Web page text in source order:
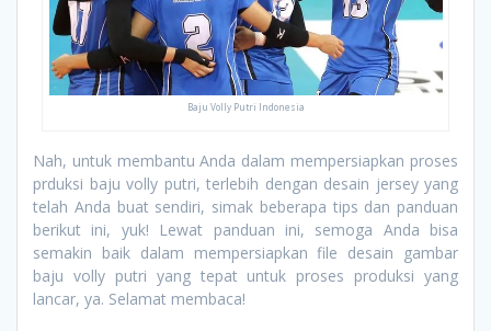
Baju Volly Putri Indonesia
Nah, untuk membantu Anda dalam mempersiapkan proses
prduksi baju volly putri, terlebih dengan desain jersey yang
telah Anda buat sendiri, simak beberapa tips dan panduan
berikut ini, yuk! Lewat panduan ini, semoga Anda bisa
semakin baik dalam mempersiapkan file desain gambar
baju volly putri yang tepat untuk proses produksi yang
lancar, ya. Selamat membaca!